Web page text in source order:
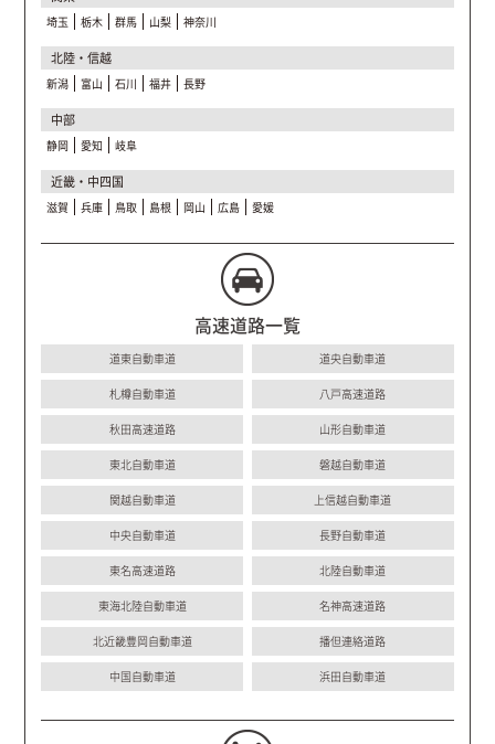
埼玉 栃木 群馬 山梨 神奈川
北陸・信越
新潟 富山 石川 福井 長野
中部
静岡 愛知 岐阜
近畿・中四国
滋賀 兵庫 鳥取 島根 岡山 広島 愛媛
高速道路一覧
道東自動車道 道央自動車道
札樽自動車道 八戸高速道路
秋田高速道路 山形自動車道
東北自動車道 磐越自動車道
関越自動車道 上信越自動車道
中央自動車道 長野自動車道
東名高速道路 北陸自動車道
東海北陸自動車道 名神高速道路
北近畿豊岡自動車道 播但連絡道路
中国自動車道 浜田自動車道